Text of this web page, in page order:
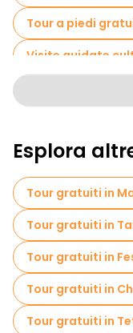
Tour a piedi
Visite guidate
Tour a piedi
Attività sportive
Visita gratuita
Visite al mercato
Tour di
Gite giornaliere
Tour in bicicletta
Esplora
Tour gratuiti in
Tour gratuiti in
Tour gratuiti in
Tour gratuiti in
Tour gratuiti in